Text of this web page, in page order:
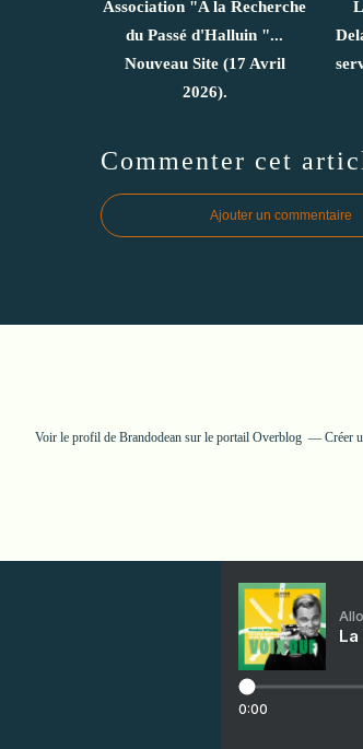
Association "A la Recherche
du Passé d'Halluin "...
Nouveau Site (17 Avril
2026).
Commenter cet
Ajouter un commentaire
Voir le profil de Brandodean sur le portail Overblog Créer
0:00